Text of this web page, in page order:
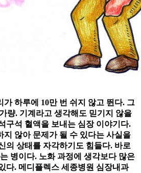
가 하루에 10만 번 쉬지 않고 뛴다. 그
량. 기계라고 생각해도 믿기지 않을
구석 혈액을 보내는 심장 이야기다.
지 않아 문제가 될 수 있다는 사실을
의 상태를 자각하기도 힘들다. 바로
병이다. 노화 과정에 생각보다 많은
다. 메디플렉스 세종병원 심장내과